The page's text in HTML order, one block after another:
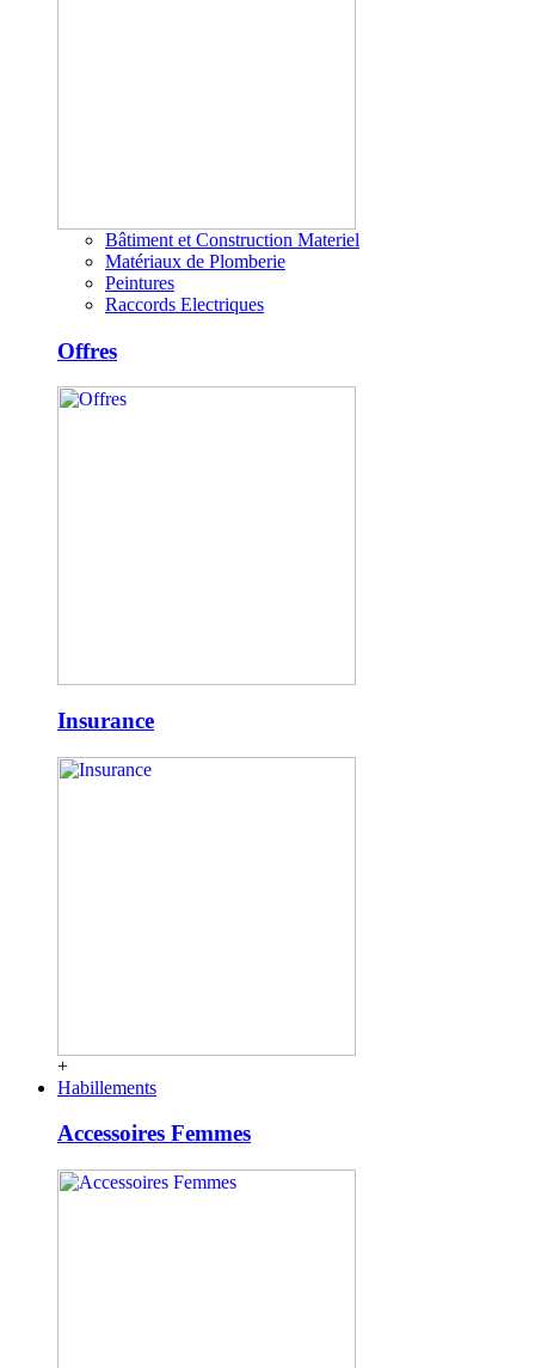
Bâtiment et Construction Materiel
Matériaux de Plomberie
Peintures
Raccords Electriques
Offres
Insurance
+
Habillements
Accessoires Femmes